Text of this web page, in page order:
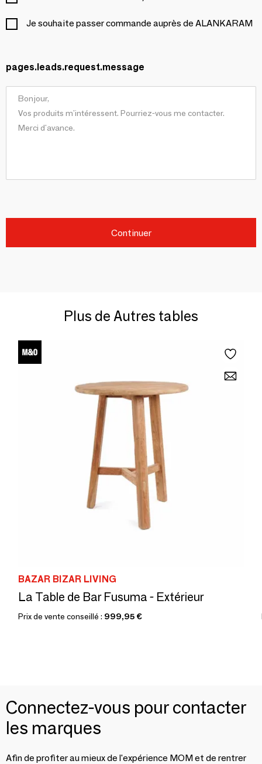
Je souhaite passer commande auprès de ALANKARAM
pages.leads.request.message
Continuer
Plus de Autres tables
BAZAR BIZAR LIVING
La Table de Bar Fusuma - Extérieur
Prix de vente conseillé : 999,95 €
Connectez-vous pour contacter
les marques
Afin de profiter au mieux de l'expérience MOM et de rentrer